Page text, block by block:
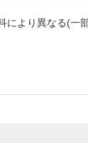
より異なる(一